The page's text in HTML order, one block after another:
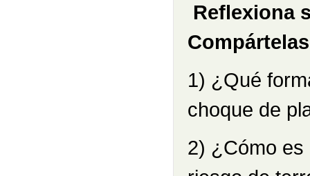
Reflexiona
1) ¿Qué
choque de
2) ¿Cómo es